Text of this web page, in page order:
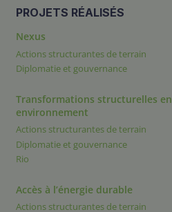
PROJETS RÉALISÉS
Nexus
Actions structurantes de terrain
Diplomatie et gouvernance
Transformations structurelles en
environnement
Actions structurantes de terrain
Diplomatie et gouvernance
Rio
Accès à l’énergie durable
Actions structurantes de terrain